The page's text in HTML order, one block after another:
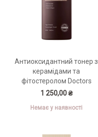
Антиоксидантний тонер з
керамідами та
фітостеролом Doctors
Phytocera Pro Antioxidant
1 250,00 ₴
Немає у наявності